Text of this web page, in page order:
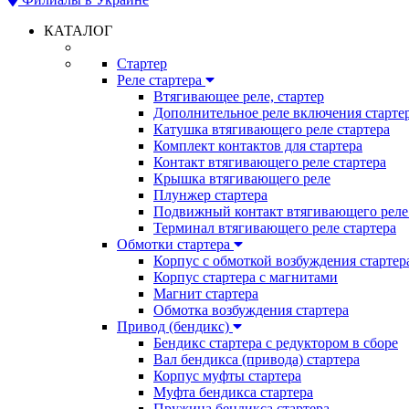
КАТАЛОГ
Стартер
Реле стартера
Втягивающее реле, стартер
Дополнительное реле включения
Катушка втягивающего реле стартера
Комплект контактов для стартера
Контакт втягивающего реле стартера
Крышка втягивающего реле
Плунжер стартера
Подвижный контакт втягивающего реле
Терминал втягивающего реле стартера
Обмотки стартера
Корпус с обмоткой возбуждения
Корпус стартера с магнитами
Магнит стартера
Обмотка возбуждения стартера
Привод (бендикс)
Бендикс стартера с редуктором в сборе
Вал бендикса (привода) стартера
Корпус муфты стартера
Муфта бендикса стартера